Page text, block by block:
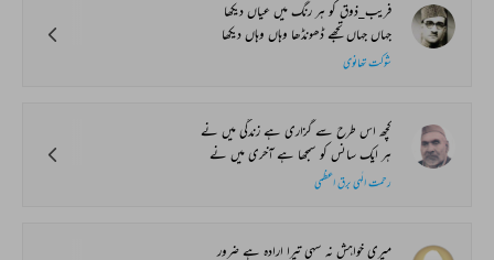
فریب_ذوق کو ہر رنگ میں عیاں دیکھا
جہاں جہاں تجھے ڈھونڈھا وہاں وہاں دیکھا
شوکت تھانوی
کچھ اس طرح سے گزاری ہے زندگی میں نے
ہر ایک سانس کو سمجھا ہے آخری میں نے
رحمت الٰہی برق اعظمی
میری خواہش نہ سہی تیرا ارادہ ہے ضرور